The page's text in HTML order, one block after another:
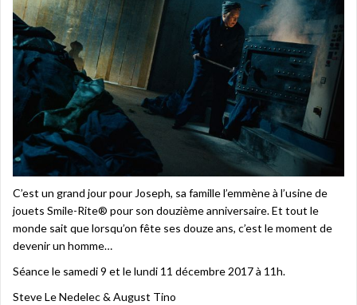
C’est un grand jour pour Joseph, sa famille l’emmène à l’usine de
jouets Smile-Rite® pour son douzième anniversaire. Et tout le
monde sait que lorsqu’on fête ses douze ans, c’est le moment de
devenir un homme…
Séance le samedi 9 et le lundi 11 décembre 2017 à 11h.
Steve Le Nedelec & August Tino